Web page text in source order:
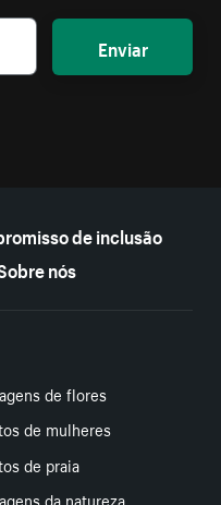
Enviar
de inclusão
nós
de flores
de mulheres
de praia
da natureza